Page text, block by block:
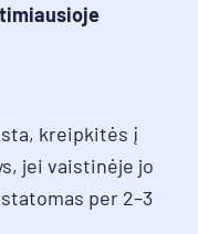
kreipkitės į
jei vaistinėje jo